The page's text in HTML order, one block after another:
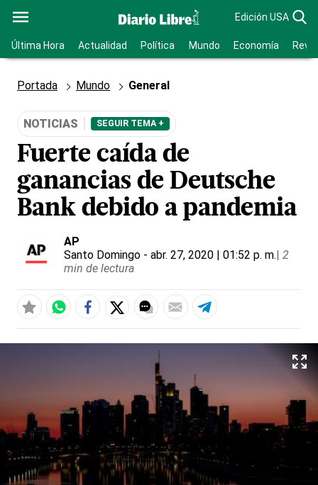
Edición USA
Última Hora Actualidad Política Mundo Economía
Portada Mundo General
NOTICIAS SEGUIR TEMA +
Fuerte caída de
ganancias de Deutsche
Bank debido a pandemia
AP
Santo Domingo - abr. 27, 2020 | 01:52 p. m.| 2
min de lectura